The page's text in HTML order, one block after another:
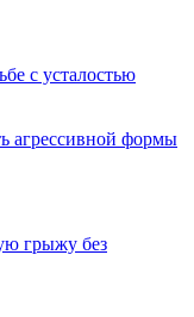
с усталостью
агрессивной формы
грыжу без